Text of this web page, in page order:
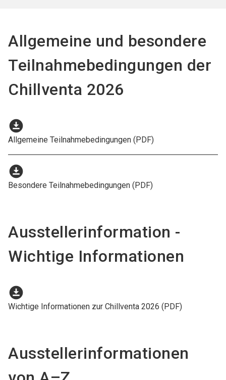
Allgemeine und besondere
Teilnahmebedingungen der
Chillventa 2026
download_for_offline
Allgemeine Teilnahmebedingungen (PDF)
download_for_offline
Besondere Teilnahmebedingungen (PDF)
Ausstellerinformation -
Wichtige Informationen
download_for_offline
Wichtige Informationen zur Chillventa 2026 (PDF)
Ausstellerinformationen